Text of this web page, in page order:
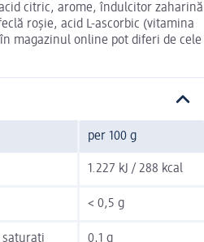
citric, arome, îndulcitor zaharină
roşie, acid L-ascorbic (vitamina
magazinul online pot diferi de cele
per 100 g
1.227 kJ / 288 kcal
< 0,5 g
saturați 0,1 g